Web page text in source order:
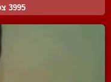
3995 צפיות